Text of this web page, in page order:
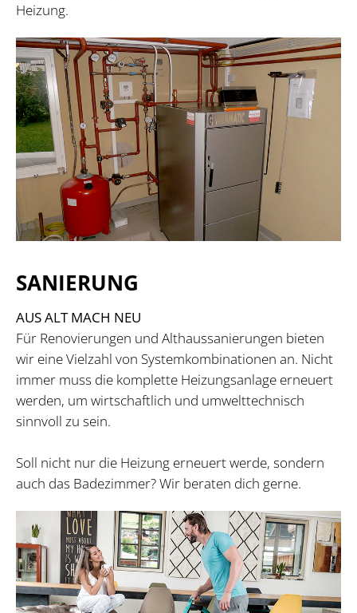
Heizung.
SANIERUNG
AUS ALT MACH NEU
Für Renovierungen und Althaussanierungen bieten
wir eine Vielzahl von Systemkombinationen an. Nicht
immer muss die komplette Heizungsanlage erneuert
werden, um wirtschaftlich und umwelttechnisch
sinnvoll zu sein.
Soll nicht nur die Heizung erneuert werde, sondern
auch das Badezimmer? Wir beraten dich gerne.